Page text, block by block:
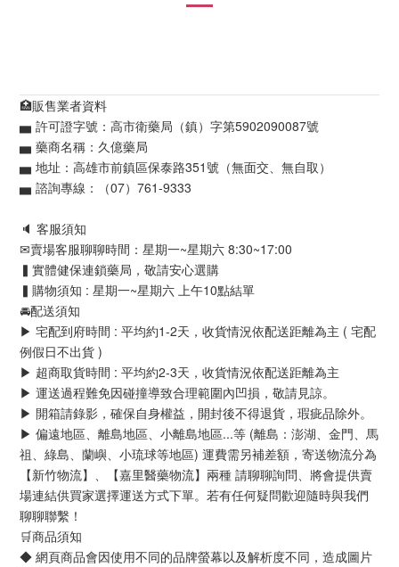
🏥販售業者資料
▅ 許可證字號：高市衛藥局（鎮）字第5902090087號
▅ 藥商名稱：久億藥局
▅ 地址：高雄市前鎮區保泰路351號（無面交、無自取）
▅ 諮詢專線：（07）761-9333
🔈 客服須知
✉賣場客服聊聊時間：星期一~星期六 8:30~17:00
▍實體健保連鎖藥局，敬請安心選購
▍購物須知 : 星期一~星期六 上午10點結單
🚘配送須知
▶ 宅配到府時間 : 平均約1-2天，收貨情況依配送距離為主 ( 宅配
例假日不出貨 )
▶ 超商取貨時間 : 平均約2-3天，收貨情況依配送距離為主
▶ 運送過程難免因碰撞導致合理範圍內凹損，敬請見諒。
▶ 開箱請錄影，確保自身權益，開封後不得退貨，瑕疵品除外。
▶ 偏遠地區、離島地區、小離島地區...等 (離島：澎湖、金門、馬
祖、綠島、蘭嶼、小琉球等地區) 運費需另補差額，寄送物流分為
【新竹物流】、【嘉里醫藥物流】兩種 請聊聊詢問、將會提供賣
場連結供買家選擇運送方式下單。若有任何疑問歡迎隨時與我們
聊聊聯繫！
🛒商品須知
◆ 網頁商品會因使用不同的品牌螢幕以及解析度不同，造成圖片